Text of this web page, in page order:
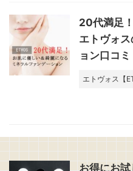
20代満足
エトヴォ
ョン口コミ
エトヴォス【
お得にお